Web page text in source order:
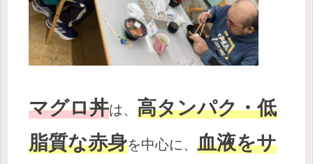
マグロ丼は、 高タンパク・低
脂質な赤身を中心に、 血液をサ